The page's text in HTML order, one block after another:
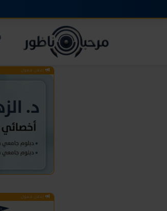
إعلان ممول
إعلان ممول